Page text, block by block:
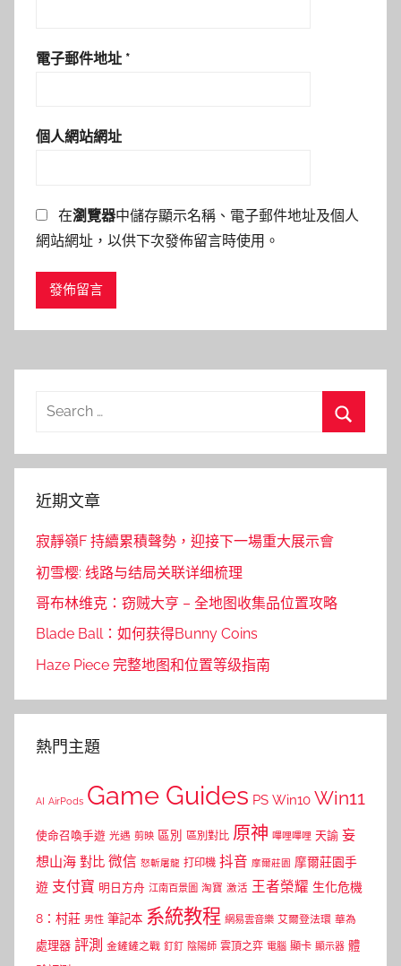
電子郵件地址 *
個人網站網址
在瀏覽器中儲存顯示名稱、電子郵件地址及個人
網站網址，以供下次發佈留言時使用。
Search
近期文章
寂靜嶺F 持續累積聲勢，迎接下一場重大展示會
初雪樱: 线路与结局关联详细梳理
哥布林维克：窃贼大亨 – 全地图收集品位置攻略
Blade Ball：如何获得Bunny Coins
Haze Piece 完整地图和位置等级指南
熱門主題
AI AirPods Game Guides PS Win10 Win11
使命召喚手遊 光遇 剪映 區別 區別對比 原神 嗶哩嗶哩 天諭 妄
想山海 對比 微信 怒斬屠龍 打印機 抖音 摩爾莊園 摩爾莊園手
遊 支付寶 明日方舟 江南百景圖 淘寶 激活 王者榮耀 生化危機
8：村莊 男性 筆記本 系統教程 網易雲音樂 艾爾登法環 華為
處理器 評測 金鏟鏟之戰 釘釘 陰陽師 雲頂之弈 電腦 顯卡 顯示器 體